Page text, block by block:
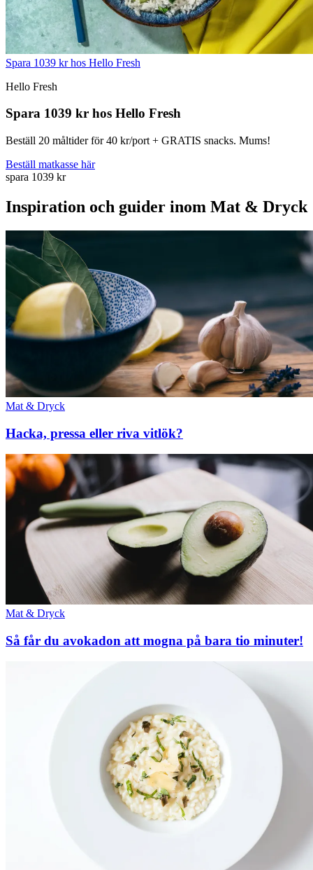
Spara 1039 kr hos Hello Fresh
Hello Fresh
Spara 1039 kr hos Hello Fresh
Beställ 20 måltider för 40 kr/port + GRATIS snacks. Mums!
Beställ matkasse här
spara 1039 kr
Inspiration och guider inom Mat & Dryck
Mat & Dryck
Hacka, pressa eller riva vitlök?
Mat & Dryck
Så får du avokadon att mogna på bara tio minuter!